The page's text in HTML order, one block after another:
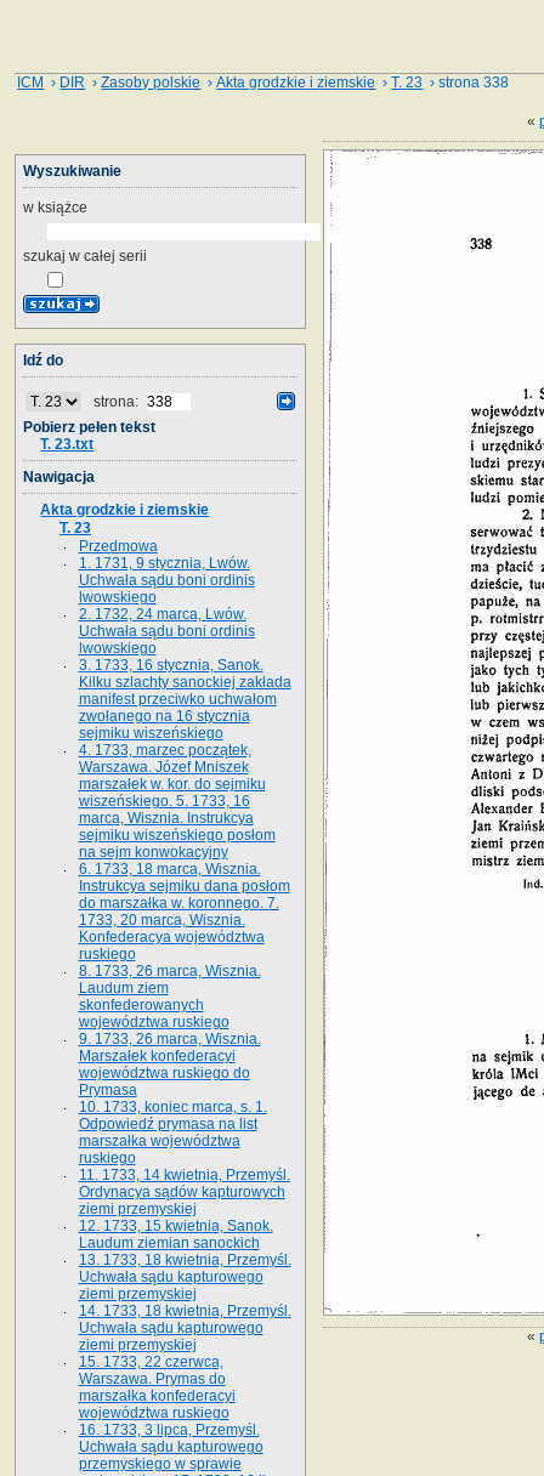
ICM › DIR ›Zasoby polskie ›Akta grodzkie i ziemskie ›T. 23 › strona 338
«
«
Wyszukiwanie
w książce
szukaj w całej serii
Idź do
strona:
Pobierz pełen tekst
T. 23.txt
Nawigacja
Akta grodzkie i ziemskie
T. 23
Przedmowa
1. 1731, 9 stycznia, Lwów.
Uchwała sądu boni ordinis
lwowskiego
2. 1732, 24 marca, Lwów.
Uchwała sądu boni ordinis
lwowskiego
3. 1733, 16 stycznia, Sanok.
Kilku szlachty sanockiej zakłada
manifest przeciwko uchwałom
zwołanego na 16 stycz­nia
sejmiku wiszeńskiego
4. 1733, marzec początek,
Warszawa. Józef Mniszek
marszałek w. kor. do sejmiku
wiszeńskiego. 5. 1733, 16
marca, Wisznia. Instrukcya
sejmiku wiszeńskiego posłom
na sejm konwokacyjny
6. 1733, 18 marca, Wisznia.
Instrukcya sejmiku dana posłom
do marszałka w. koronnego. 7.
1733, 20 marca, Wisznia.
Konfederacya województwa
ruskiego
8. 1733, 26 marca, Wisznia.
Laudum ziem
skonfederowanych
województwa ruskiego
9. 1733, 26 marca, Wisznia.
Marszałek konfederacyi
województwa ruskiego do
Prymasa
10. 1733, koniec marca, s. 1.
Odpowiedź prymasa na list
marszałka województwa
ruskiego
11. 1733, 14 kwietnia, Przemyśl.
Ordynacya sądów kapturowych
ziemi przemyskiej
12. 1733, 15 kwietnia, Sanok.
Laudum ziemian sanockich
13. 1733, 18 kwietnia, Przemyśl.
Uchwała sądu kapturowego
ziemi przemyskiej
14. 1733, 18 kwietnia, Przemyśl.
Uchwała sądu kapturowego
ziemi przemyskiej
15. 1733, 22 czerwca,
Warszawa. Prymas do
marszałka konfederacyi
województwa ruskiego
16. 1733, 3 lipca, Przemyśl.
Uchwała sądu kapturowego
przemyskiego w sprawie